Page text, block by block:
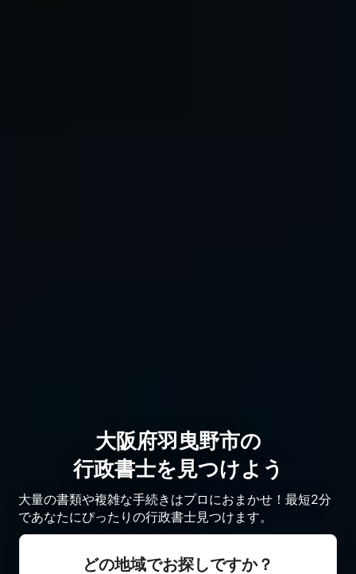
大阪府羽曳野市の
行政書士を見つけよう
大量の書類や複雑な手続きはプロにおまかせ！最短2分
であなたにぴったりの行政書士見つけます。
どの地域でお探しですか？